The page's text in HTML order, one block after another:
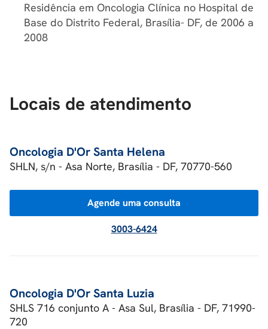
Residência em Oncologia Clínica no Hospital de
Base do Distrito Federal, Brasília- DF, de 2006 a
2008
Locais de atendimento
Oncologia D'Or Santa Helena
SHLN, s/n - Asa Norte, Brasília - DF, 70770-560
Agende uma consulta
3003-6424
Oncologia D'Or Santa Luzia
SHLS 716 conjunto A - Asa Sul, Brasília - DF, 71990-
720